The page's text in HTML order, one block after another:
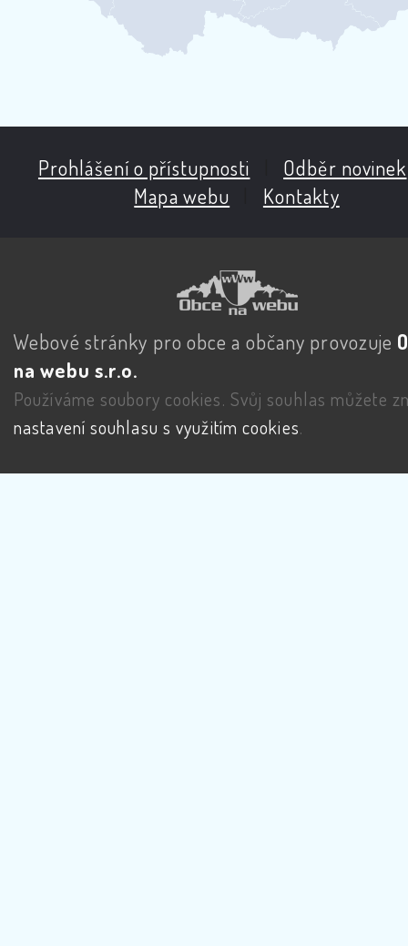
Prohlášení o přístupnosti Odběr novinek
Mapa webu
Kontakty
Webové stránky pro obce a občany provozuje
na webu s.r.o.
Používáme soubory cookies. Svůj souhlas můžete
nastavení souhlasu s využitím cookies.